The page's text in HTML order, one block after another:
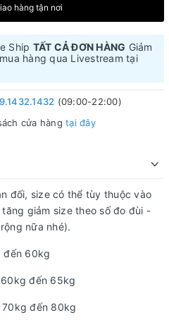
hàng tận nơi
Ship TẤT CẢ ĐƠN HÀNG Giảm
hàng qua Livestream tại
(09:00-22:00)
cửa hàngtại đây
đối, size có thể tùy thuộc vào
giảm size theo số đo đùi -
nữa nhé).
đến 60kg
60kg đến 65kg
70kg đến 80kg